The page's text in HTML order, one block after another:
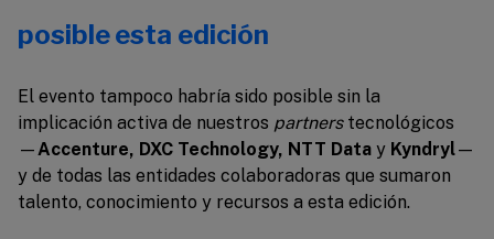
posible esta edición
El evento tampoco habría sido posible sin la
implicación activa de nuestros partnerstecnológicos
—Accenture, DXC Technology, NTT Data y Kyndryl—
y de todas las entidades colaboradoras que sumaron
talento, conocimiento y recursos a esta edición.